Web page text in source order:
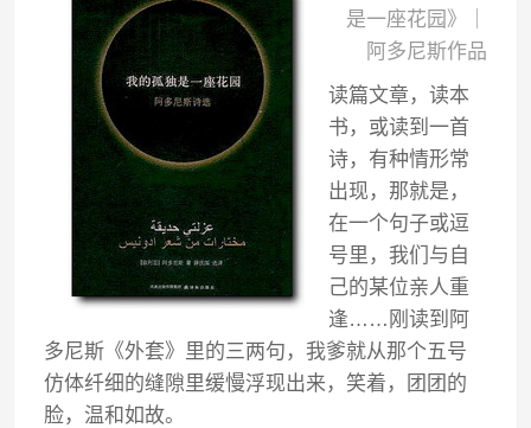
是一座花园》｜
阿多尼斯作品
读篇文章，读本
书，或读到一首
诗，有种情形常
出现，那就是，
在一个句子或逗
号里，我们与自
己的某位亲人重
逢……刚读到阿
多尼斯《外套》里的三两句，我爹就从那个五号
仿体纤细的缝隙里缓慢浮现出来，笑着，团团的
脸，温和如故。